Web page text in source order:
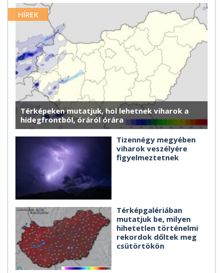
HÍREK
Térképeken mutatjuk, hol lehetnek viharok a
hidegfrontból, óráról órára
Tizennégy megyében
viharok veszélyére
figyelmeztetnek
Térképgalériában
mutatjuk be, milyen
hihetetlen történelmi
rekordok dőltek meg
csütörtökön